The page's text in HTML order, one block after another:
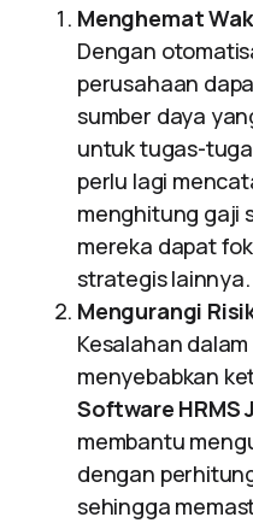
Menghemat
Dengan
perusahaan
sumber daya
untuk tugas-
perlu lagi
menghitung gaji
mereka dapat
strategis lainnya.
Mengurangi
Kesalahan
menyebabkan
Software HRMS
membantu
dengan
sehingga